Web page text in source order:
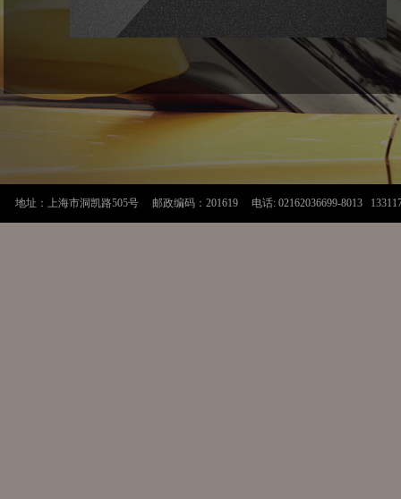
地址：上海市洞凯路505号 邮政编码：201619 电话: 02162036699-8013